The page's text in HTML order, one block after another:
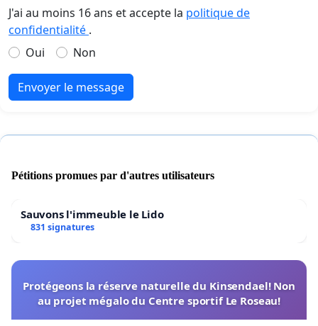
J'ai au moins 16 ans et accepte la politique de
confidentialité .
Oui
Non
Envoyer le message
Pétitions promues par d'autres utilisateurs
Sauvons l'immeuble le Lido
831 signatures
Protégeons la réserve naturelle du Kinsendael! Non
au projet mégalo du Centre sportif Le Roseau!